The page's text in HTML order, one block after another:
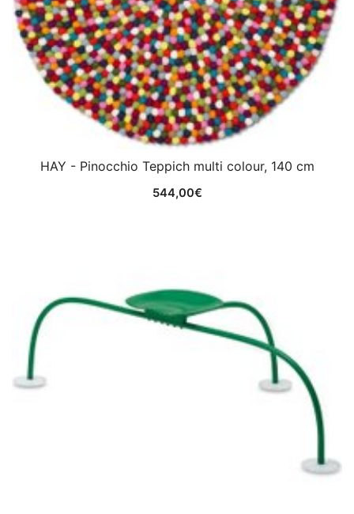
HAY - Pinocchio Teppich multi colour, 140 cm
544,00€